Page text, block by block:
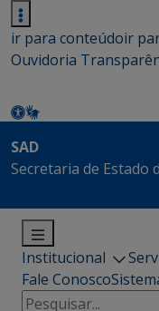
ir para conteúdoir
Ouvidoria
SAD
Secretaria de Estado
Institucional
Fale Conosco
Pesquisar